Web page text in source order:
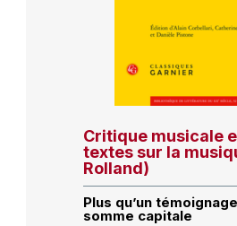
Critique musicale
textes sur la
Rolland)
Plus qu’un
somme capitale